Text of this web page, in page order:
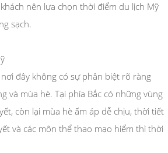
nên lựa chọn thời điểm du lịch Mỹ
sạch.
đây không có sự phân biệt rõ ràng
và mùa hè. Tại phía Bắc có những vùng
còn lại mùa hè ấm áp dễ chịu, thời tiết
và các môn thể thao mạo hiểm thì thời